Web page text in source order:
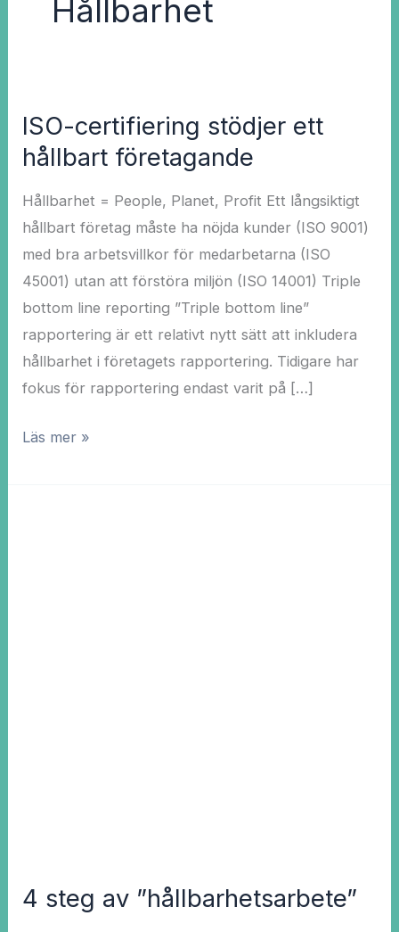
Hållbarhet
ISO-certifiering stödjer ett
hållbart företagande
Hållbarhet = People, Planet, Profit Ett långsiktigt
hållbart företag måste ha nöjda kunder (ISO 9001)
med bra arbetsvillkor för medarbetarna (ISO
45001) utan att förstöra miljön (ISO 14001) Triple
bottom line reporting ”Triple bottom line”
rapportering är ett relativt nytt sätt att inkludera
hållbarhet i företagets rapportering. Tidigare har
fokus för rapportering endast varit på […]
ISO-
certifiering
ett
hållbart
företagande
Läs mer »
4 steg av ”hållbarhetsarbete”